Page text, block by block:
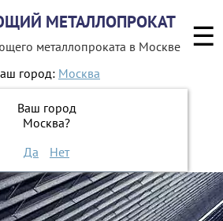
МЕТАЛЛОПРОКАТ
металлопроката в Москве
город: Москва
Ваш город
Москва?
Да
Нет
8 800 551-16-44
ОБРАТНЫЙ ЗВОНОК
☰